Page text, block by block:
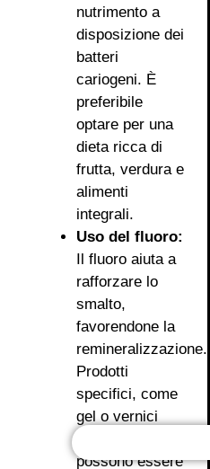
nutrimento a
disposizione dei
batteri
cariogeni. È
preferibile
optare per una
dieta ricca di
frutta, verdura e
alimenti
integrali.
Uso del fluoro:
Il fluoro aiuta a
rafforzare lo
smalto,
favorendone la
remineralizzazione.
Prodotti
specifici, come
gel o vernici
possono essere